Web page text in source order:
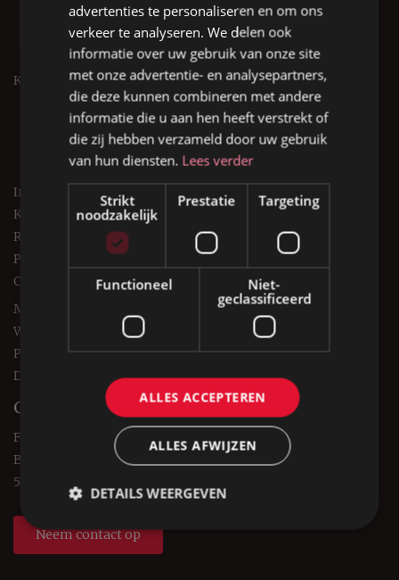
Over Forest Keukens
Wat maakt Forest Keukens bijzonder
Werkwijze Forest Keukens
Keukens
Landelijke keuken
Nostalgische keuken
Design keuken
Industriële keuken
Interieuradvies
Keukenbladen
Reviews
Partners
Contact
Merken
Werkgebied
Privacyverklaring
Datalekken
Contact
Forest Keukens
Burgt 5
5427 RN Boekel
Neem contact op
advertenties te personaliseren en om ons
verkeer te analyseren. We delen ook
informatie over uw gebruik van onze site
met onze advertentie- en analysepartners,
die deze kunnen combineren met andere
informatie die u aan hen heeft verstrekt of
die zij hebben verzameld door uw gebruik
van hun diensten. Lees verder
Strikt
noodzakelijk
Prestatie Targeting
Functioneel
Niet-
geclassificeerd
ALLES ACCEPTEREN
ALLES AFWIJZEN
DETAILS WEERGEVEN